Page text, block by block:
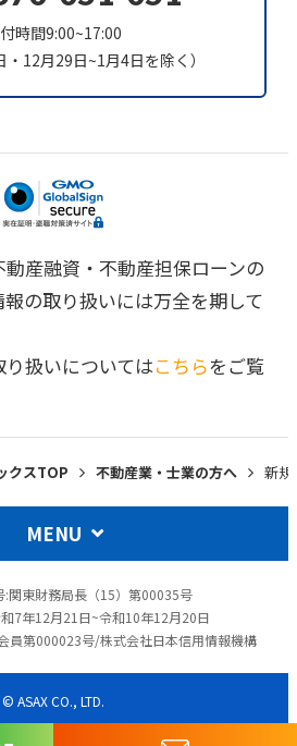
時間9:00~17:00
・12月29日~1月4日を除く）
産融資・不動産担保ローンの
の取り扱いには万全を期して
扱いについてはこちらをご覧
クスTOP 不動産業・士業の方へ 新規
MENU
:関東財務局長（15）第00035号
7年12月21日~令和10年12月20日
員第000023号/株式会社日本信用情報機構
© ASAX CO., LTD.